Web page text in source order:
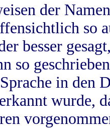
der
so
besser
so
in
wurde,